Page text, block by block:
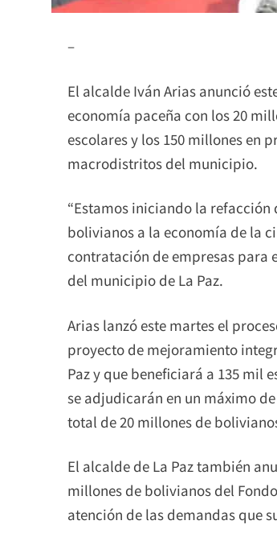
–
El alcalde Iván Arias anunció
economía paceña con los 20
escolares y los 150 millones en
macrodistritos del municipio.
“Estamos iniciando la
bolivianos a la economía de la
contratación de empresas para
del municipio de La Paz.
Arias lanzó este martes el
proyecto de mejoramiento
Paz y que beneficiará a 135 mil
se adjudicarán en un máximo
total de 20 millones de
El alcalde de La Paz también
millones de bolivianos del
atención de las demandas que